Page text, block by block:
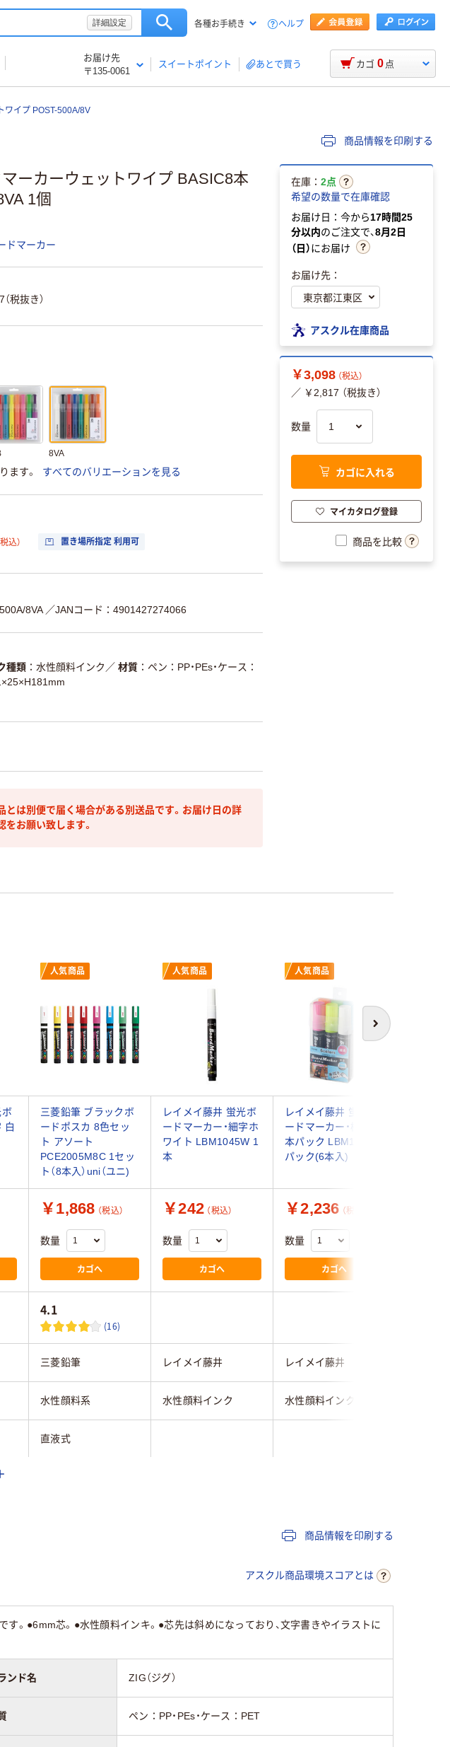
詳細設定 各種お手続き ヘルプ
お届け先
〒135-0061
スイートポイント あとで買う カゴ 0 点
ワイプ POST-500A/8V
商品情報を印刷する
ーカーウェットワイプ BASIC8本
1個
ドマーカー
税抜き）
8VA
ます。
すべてのバリエーションを見る
税込） 置き場所指定 利用可
8VA ／JANコード：4901427274066
種類 水性顔料インク ／ 材質
ペン：PP・PEs・ケース：
とは別便で届く場合がある別送品です。お届け日の詳
お願い致します。
在庫： 2点
希望の数量で在庫確認
お届け日：今から17時間25
分以内のご注文で、8月2日
（日）にお届け
お届け先：
アスクル在庫商品
￥3,098 （税込）
／ ￥2,817 （税抜き）
数量
カゴに入れる
マイカタログ登録
商品を比較
次へ
人気商品 人気商品 人気商品
ボ
白
三菱鉛筆 ブラックボ
ードポスカ 8色セッ
ト アソート
PCE2005M8C 1セッ
ト（8本入）uni（ユニ)
レイメイ藤井 蛍光ボ
ードマーカー・細字ホ
ワイト LBM1045W 1
本
レイメイ藤井 蛍光ボ
ードマーカー・極太6
本パック LBM1053 1
パック(6本入)
￥1,868 （税込）
数量
カゴへ
￥242 （税込）
数量
カゴへ
￥2,236 （税込）
数量
カゴへ
4.1
(16)
三菱鉛筆 レイメイ藤井 レイメイ藤井
水性顔料系 水性顔料インク 水性顔料インク
直液式
商品情報を印刷する
アスクル商品環境スコアとは
。●6mm芯。●水性顔料インキ。●芯先は斜めになっており、文字書きやイラストに
ンド名 ZIG（ジグ）
ペン：PP・PEs・ケース：PET